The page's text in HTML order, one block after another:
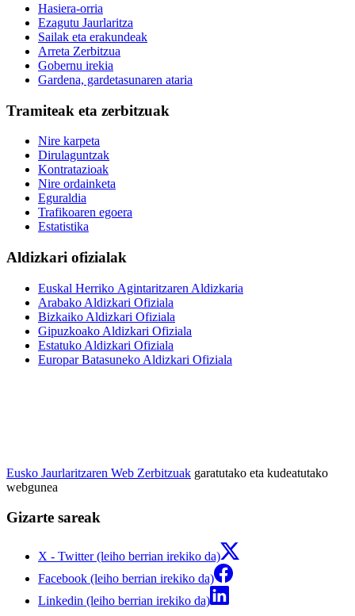
Hasiera-orria
Ezagutu Jaurlaritza
Sailak eta erakundeak
Arreta Zerbitzua
Gobernu irekia
Gardena, gardetasunaren ataria
Tramiteak eta zerbitzuak
Nire karpeta
Dirulaguntzak
Kontratazioak
Nire ordainketa
Eguraldia
Trafikoaren egoera
Estatistika
Aldizkari ofizialak
Euskal Herriko Agintaritzaren Aldizkaria
Arabako Aldizkari Ofiziala
Bizkaiko Aldizkari Ofiziala
Gipuzkoako Aldizkari Ofiziala
Estatuko Aldizkari Ofiziala
Europar Batasuneko Aldizkari Ofiziala
Eusko Jaurlaritzaren Web Zerbitzuak garatutako eta kudeatutako
webgunea
Gizarte sareak
X - Twitter (leiho berrian irekiko da)
Facebook (leiho berrian irekiko da)
Linkedin (leiho berrian irekiko da)